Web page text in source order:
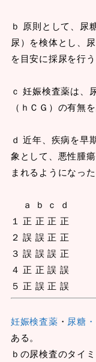
ｂ 原則として、尿
尿）を検体とし、
を目安に採尿を行う
ｃ 妊娠検査薬は、
（ｈＣＧ）の有無
ｄ 近年、疾病を早
象として、悪性腫
まれるようになった
ａ ｂ ｃ ｄ
１ 正 正 正 正
２ 誤 誤 正 正
３ 誤 誤 誤 正
４ 正 正 誤 誤
５ 正 誤 正 誤
妊娠検査薬 ・ 尿糖
ある。
ｂの尿検査のタイ